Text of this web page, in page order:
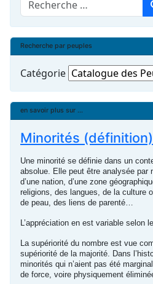
Recherche par peuples
Catégorie
en savoir plus sur ...
Minorités (définition)
Une minorité se définie dans un
absolue. Elle peut être analysée par
d’une nation, d’une zone
religions, des langues, de la culture
de peau, des liens de parenté…
L’appréciation en est variable selon
La supériorité du nombre est vue
supériorité de la majorité. Dans
minorités qui n’aient pas été
de force, voire physiquement